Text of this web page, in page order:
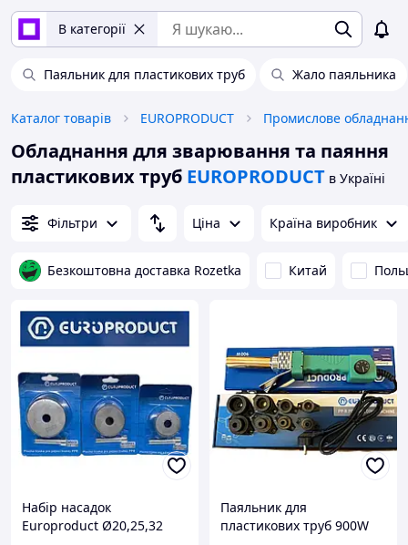
В категорії
Паяльник для пластикових труб Жало паяльника
Каталог товарів EUROPRODUCT
Обладнання для зварювання та паяння
пластикових труб EUROPRODUCT в Україні
Фільтри Ціна Країна виробник
Безкоштовна доставка Rozetka Китай
Набір насадок
Europroduct Ø20,25,32
Паяльник для
пластикових труб 900W